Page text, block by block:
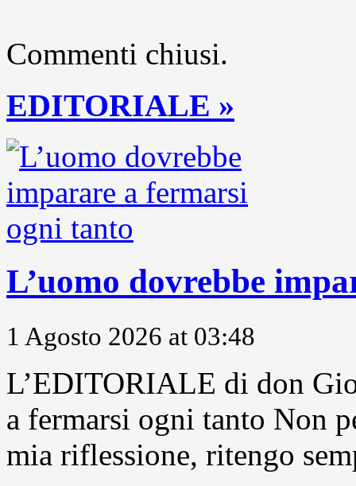
Commenti chiusi.
EDITORIALE »
L’uomo dovrebbe
1 Agosto 2026 at 03:48
L’EDITORIALE di don
a fermarsi ogni tanto Non
mia riflessione, ritengo